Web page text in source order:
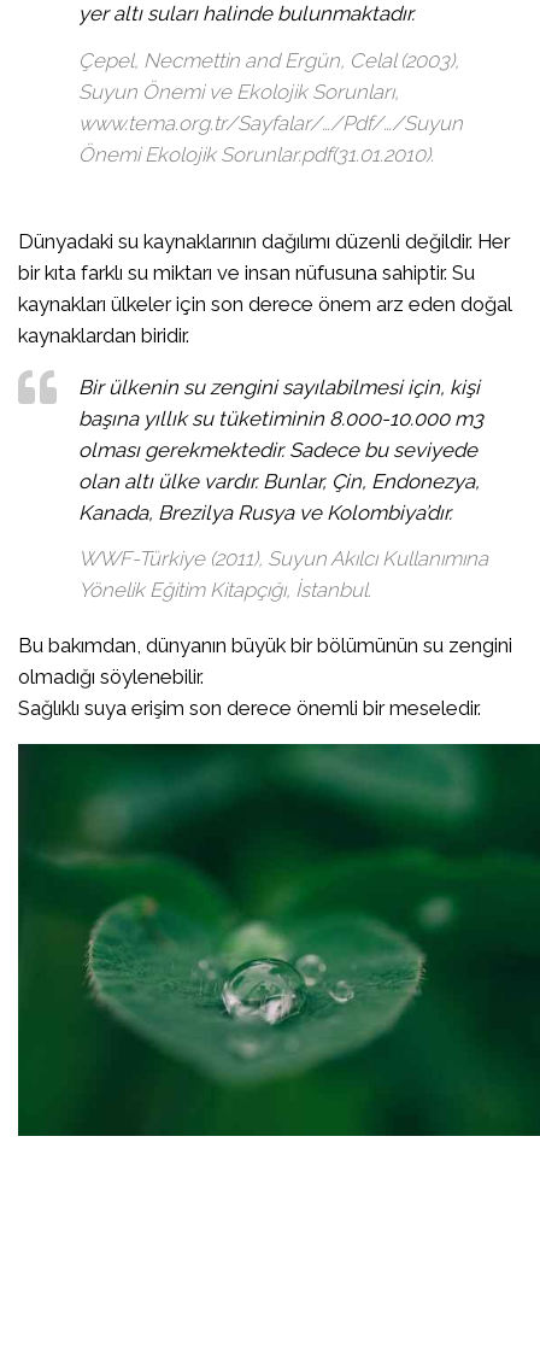
yer altı suları halinde bulunmaktadır.
Çepel, Necmettin and Ergün, Celal (2003),
Suyun Önemi ve Ekolojik Sorunları,
www.tema.org.tr/Sayfalar/…/Pdf/…/Suyun
Önemi Ekolojik Sorunlar.pdf(31.01.2010).
Dünyadaki su kaynaklarının dağılımı düzenli değildir. Her
bir kıta farklı su miktarı ve insan nüfusuna sahiptir. Su
kaynakları ülkeler için son derece önem arz eden doğal
kaynaklardan biridir.
Bir ülkenin su zengini sayılabilmesi için, kişi
başına yıllık su tüketiminin 8.000-10.000 m3
olması gerekmektedir. Sadece bu seviyede
olan altı ülke vardır. Bunlar, Çin, Endonezya,
Kanada, Brezilya Rusya ve Kolombiya’dır.
WWF-Türkiye (2011), Suyun Akılcı Kullanımına
Yönelik Eğitim Kitapçığı, İstanbul.
Bu bakımdan, dünyanın büyük bir bölümünün su zengini
olmadığı söylenebilir.
Sağlıklı suya erişim son derece önemli bir meseledir.